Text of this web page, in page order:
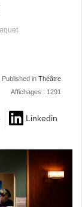
Published in Théâtre
Affichages : 1291
Linkedin